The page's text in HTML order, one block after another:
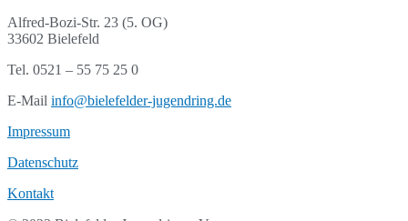
Alfred-Bozi-Str. 23 (5. OG)
33602 Bielefeld
Tel. 0521 – 55 75 25 0
E-Mail info@bielefelder-jugendring.de
Impressum
Datenschutz
Kontakt